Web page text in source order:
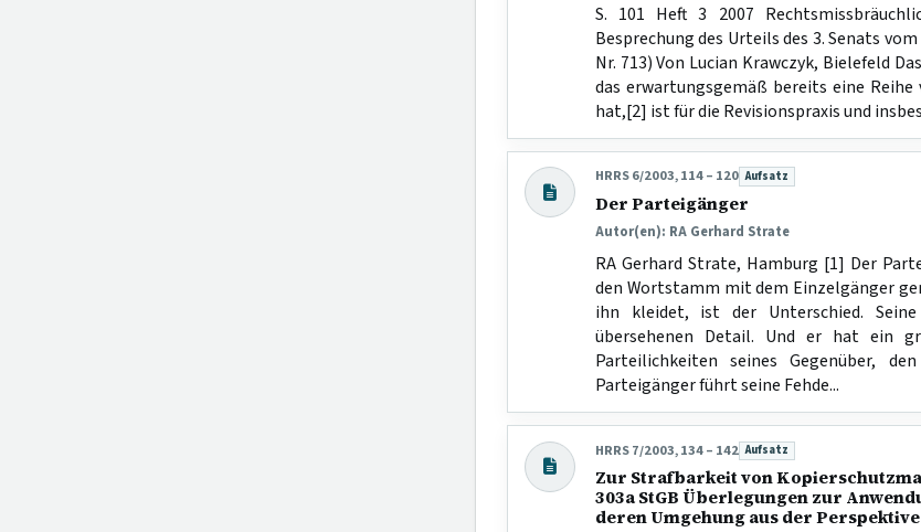
S. 101 Heft 3 2007
Besprechung des Urteils des 3. Senats
Nr. 713) Von Lucian Krawczyk, Bielefeld
das erwartungsgemäß bereits eine
hat,[2] ist für die Revisionspraxis und
HRRS 6/2003, 114 – 120 Beitragsart:
Aufsatz
Der Parteigänger
Autor(en): RA Gerhard Strate
RA Gerhard Strate, Hamburg [1] Der
den Wortstamm mit dem Einzelgänger
ihn kleidet, ist der Unterschied.
übersehenen Detail. Und er hat ein
Parteilichkeiten seines Gegenüber,
Parteigänger führt seine Fehde...
HRRS 7/2003, 134 – 142 Beitragsart:
Aufsatz
Zur Strafbarkeit von
303a StGB Überlegungen zur
deren Umgehung aus der